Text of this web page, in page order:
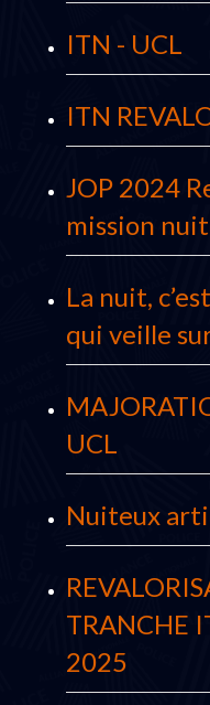
ITN - UCL
ITN
JOP 2024
mission
La nuit,
qui veille
UCL
Nuiteux
TRANCHE
2025